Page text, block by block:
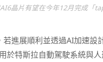
晶片有望在今年12月完成「
若進展順利並透過AI加速設
於特斯拉自動駕駛系統與